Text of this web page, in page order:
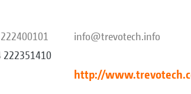
222351410
info@trevotech.info
http://